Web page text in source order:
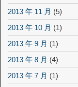
2013 年 11 月 (5)
2013 年 10 月 (1)
2013 年 9 月 (1)
2013 年 8 月 (4)
2013 年 7 月 (1)